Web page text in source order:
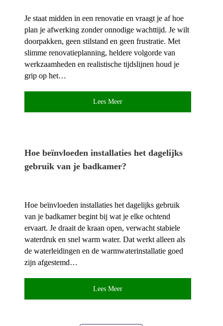
Je staat midden in een renovatie en vraagt je af hoe
plan je afwerking zonder onnodige wachttijd.​ Je wilt
doorpakken, geen stilstand en geen frustratie.​ Met
slimme renovatieplanning, heldere volgorde van
werkzaamheden en realistische tijdslijnen houd je
grip op het…
Lees Meer
Hoe beïnvloeden installaties het dagelijks
gebruik van je badkamer?
Hoe beïnvloeden installaties het dagelijks gebruik
van je badkamer begint bij wat je elke ochtend
ervaart.​ Je draait de kraan open, verwacht stabiele
waterdruk en snel warm water.​ Dat werkt alleen als
de waterleidingen en de warmwaterinstallatie goed
zijn afgestemd…
Lees Meer